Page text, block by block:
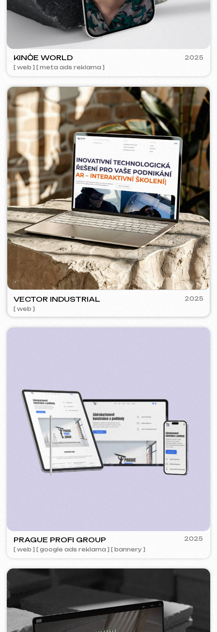
[ smm management ] [ web ] [ seo ] [ copywriting ]
5YTCVETOK
[ smm management ] [ web ] [ design ] [ seo ]
2024
ACIDUM 2024